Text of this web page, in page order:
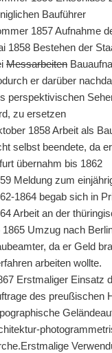
Bauführer
1857 Aufnahme
1858 Bestehen der
Messarbeiten
er darüber
perspektivischen
zu ersetzen
1858 Arbeit als
selbst beendete, da
übernahm bis 1862
Meldung zum
1864 begab sich in
Arbeit an der
1865 Umzug nach
da er Geld
arbeiten wollte.
Erstmaliger Einsatz
des preußischen